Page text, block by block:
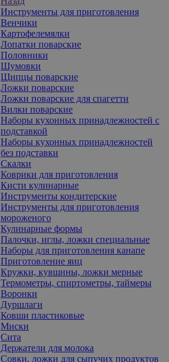
Инструменты для приготовления
Венчики
Картофелемялки
Лопатки поварские
Половники
Шумовки
Щипцы поварские
Ложки поварские
Ложки поварские для спагетти
Вилки поварские
Наборы кухонных принадлежностей с
подставкой
Наборы кухонных принадлежностей
без подставки
Скалки
Коврики для приготовления
Кисти кулинарные
Инструменты кондитерские
Инструменты для приготовления
мороженого
Кулинарные формы
Палочки, иглы, ложки специальные
Наборы для приготовления канапе
Приготовление яиц
Кружки, кувшины, ложки мерные
Термометры, спиртометры, таймеры
Воронки
Дуршлаги
Ковши пластиковые
Миски
Сита
Держатели для молока
Совки, ложки для сыпучих продуктов